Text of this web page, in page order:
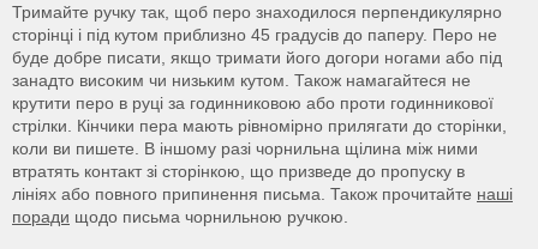
Тримайте ручку так, щоб перо знаходилося перпендикулярно
сторінці і під кутом приблизно 45 градусів до паперу. Перо не
буде добре писати, якщо тримати його догори ногами або під
занадто високим чи низьким кутом. Також намагайтеся не
крутити перо в руці за годинниковою або проти годинникової
стрілки. Кінчики пера мають рівномірно прилягати до сторінки,
коли ви пишете. В іншому разі чорнильна щілина між ними
втратять контакт зі сторінкою, що призведе до пропуску в
лініях або повного припинення письма. Також прочитайте наші
поради щодо письма чорнильною ручкою.